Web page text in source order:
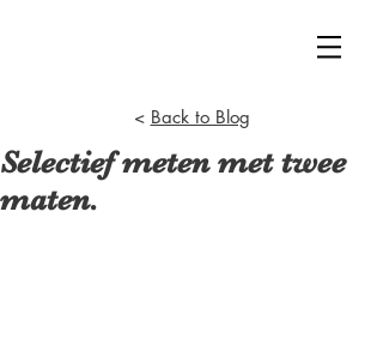
< Back to Blog
Selectief meten met twee
maten.